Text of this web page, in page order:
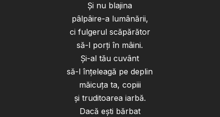
Şi nu blajina
pâlpâire-a lumânării,
ci fulgerul scăpărător
să-l porţi în mâini.
Şi-al tău cuvânt
să-l înţeleagă pe deplin
măicuţa ta, copiii
şi truditoarea iarbă.
Dacă eşti bărbat